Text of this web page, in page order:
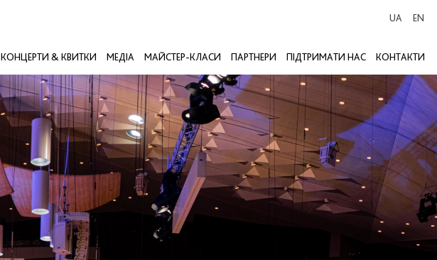
EN
UA
КОНТАКТИ
ПІДТРИМАТИ НАС
ПАРТНЕРИ
МАЙСТЕР-КЛАСИ
МЕДІА
КОНЦЕРТИ & КВИТКИ